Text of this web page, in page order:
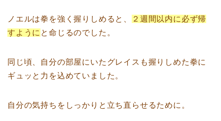
ノエルは拳を強く握りしめると、
２週間以内に必ず帰
すように と命じるのでした。
同じ頃、自分の部屋にいたグレイスも握りしめた拳に
ギュッと力を込めていました。
自分の気持ちをしっかりと立ち直らせるために。